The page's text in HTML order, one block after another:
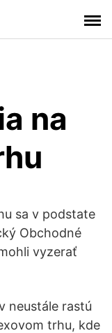
na
sa v podstate
Obchodné
vyzerať
neustále rastú
trhu, kde